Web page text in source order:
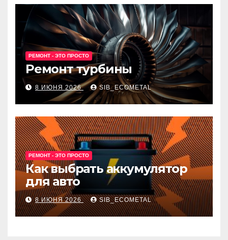
РЕМОНТ - ЭТО ПРОСТО
Ремонт турбины
8 ИЮНЯ 2026 SIB_ECOMETAL
РЕМОНТ - ЭТО ПРОСТО
Как выбрать аккумулятор
для авто
8 ИЮНЯ 2026 SIB_ECOMETAL